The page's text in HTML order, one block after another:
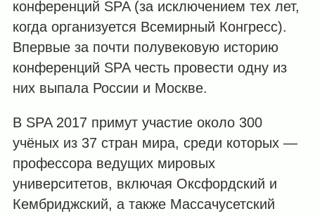
конференций SPA (за исключением тех лет,
когда организуется Всемирный Конгресс).
Впервые за почти полувековую историю
конференций SPA честь провести одну из
них выпала России и Москве.
В SPA 2017 примут участие около 300
учёных из 37 стран мира, среди которых —
профессора ведущих мировых
университетов, включая Оксфордский и
Кембриджский, а также Массачусетский